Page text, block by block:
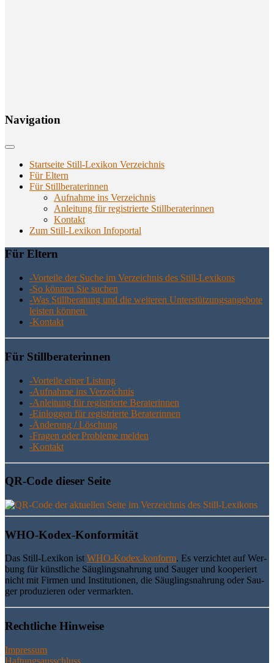
Navi­ga­ti­on
Startseite Still-Lexikon Verzeichnis
Für Eltern
Für Stillberaterinnen
Aufnahme ins Verzeichnis
Anlei­tung für regis­trier­te Stillberaterinnen
Kon­takt
Zum Still-Lexikon Infoportal
Für Eltern
-Vor­tei­le der Suche im Ver­zeich­nis des Still-Lexikons
-So kön­nen Sie suchen
-Was Still­be­ra­tung und die wei­te­ren Unter­stüt­zungs­an­ge­bo­te
leis­ten können
-Kon­takt
Für Still­be­ra­te­rin­nen
-Vor­tei­le einer Listung
-Auf­nah­me ins Verzeichnis
-Anlei­tung für regis­trier­te Beraterinnen
-Ein­log­gen für regis­trier­te Beraterinnen
-Ände­rung / Löschung
-Fra­gen oder Pro­ble­me melden
-Kon­takt
QR-Code die­ser Seite
WHO-Kodex-Kon­for­mi­tät
Das Still-Lexi­kon ist WHO-Kodex-kon­form. Es ver­zich­tet auf Wer­
bung für künst­li­che Säug­lings­nah­rung und Sau­ger und koope­riert
nicht mit Fir­men und Insti­tu­tio­nen, die Säug­lings­nah­rung oder Sau­
ger pro­du­zie­ren oder vermarkten.
Recht­li­che Hinweise
Impressum
Haftungsausschluss